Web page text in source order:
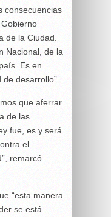
consecuencias
de la Ciudad.
Nacional, de la
Es en
desarrollo”.
que aferrar
de las
fue, es y será
el
remarcó
“esta manera
se está